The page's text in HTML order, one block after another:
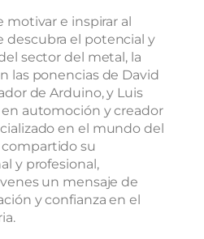
motivar e inspirar al
descubra el potencial y
sector del metal, la
las ponencias de David
de Arduino, y Luis
automoción y creador
en el mundo del
su
y profesional,
un mensaje de
y confianza en el